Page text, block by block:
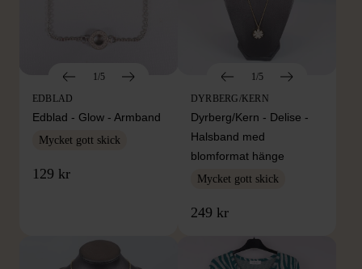
1/5
EDBLAD
Edblad - Glow - Armband
Mycket gott skick
129 kr
1/5
DYRBERG/KERN
Dyrberg/Kern - Delise -
Halsband med
blomformat hänge
Mycket gott skick
249 kr